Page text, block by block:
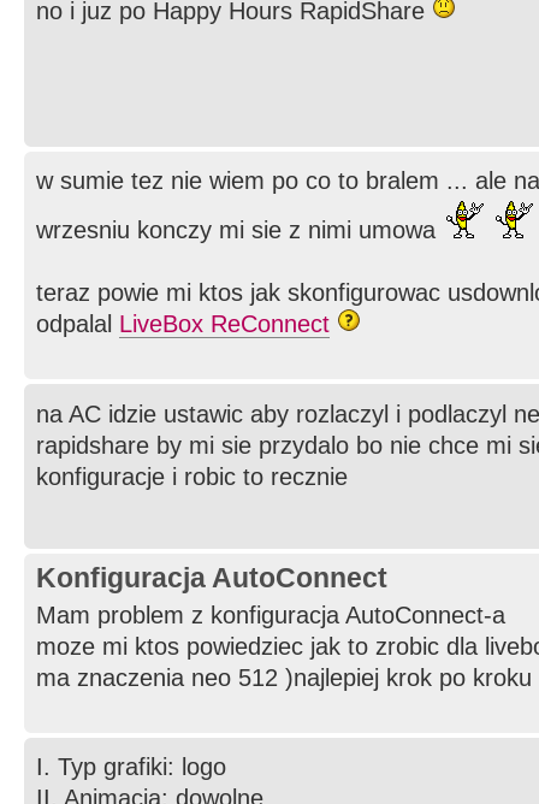
no i juz po Happy Hours RapidShare
w sumie tez nie wiem po co to bralem ... ale
wrzesniu konczy mi sie z nimi umowa
teraz powie mi ktos jak skonfigurowac
odpalal LiveBox ReConnect
na AC idzie ustawic aby rozlaczyl i podlaczyl
rapidshare by mi sie przydalo bo nie chce mi
konfiguracje i robic to recznie
Konfiguracja AutoConnect
Mam problem z konfiguracja AutoConnect-a
moze mi ktos powiedziec jak to zrobic dla
ma znaczenia neo 512 )najlepiej krok po kroku
I. Typ grafiki: logo
II. Animacja: dowolne